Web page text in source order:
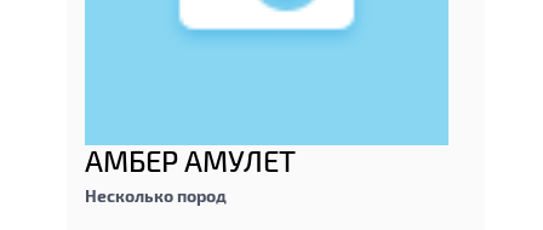
АМБЕР АМУЛЕТ
Несколько пород